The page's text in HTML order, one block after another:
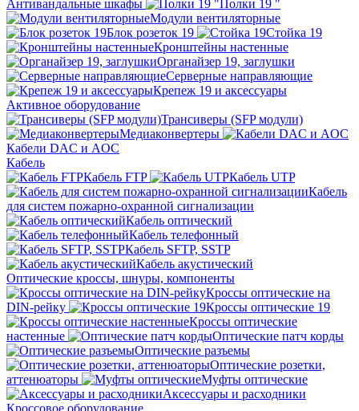
Антивандальные шкафы
Полки 19 "
Модули вентиляторные
Блок розеток 19
Стойка 19
Кронштейны настенные
Органайзер 19, заглушки
Серверные направляющие
Крепеж 19 и аксессуары
Активное оборудование
Трансиверы (SFP модули)
Медиаконвертеры
Кабели DAC и AOC
Кабель
Кабель FTP
Кабель UTP
Кабель
для систем пожарно-охранной сигнализации
Кабель оптический
Кабель телефонный
Кабель SFTP, SSTP
Кабель акустический
Оптические кроссы, шнуры, компоненты
Кроссы оптические на
DIN-рейку
Кроссы оптические 19
Кроссы оптические
настенные
Оптические патч корды
Оптические разъемы
Оптические розетки,
аттенюаторы
Муфты оптические
Аксессуары и расходники
Кроссовое оборудование